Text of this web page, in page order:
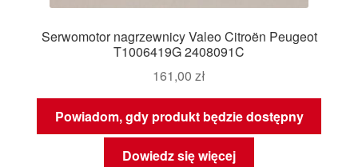
Serwomotor nagrzewnicy Valeo Citroën Peugeot
T1006419G 2408091C
161,00 zł
Powiadom, gdy produkt będzie dostępny
Dowiedz się więcej